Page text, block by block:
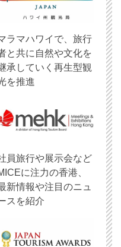
ラマハワイで、旅行
と共に自然や文化を
承していく再生型観
を推進
員旅行や展示会など
に注力の香港、
新情報や注目のニュ
スを紹介